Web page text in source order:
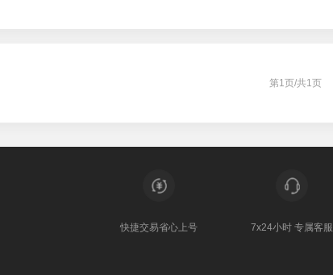
第1页/共1页
快捷交易省心上号 7x24小时 专属客服